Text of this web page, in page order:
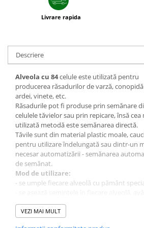
Livrare rapida
Descriere
Alveola cu 84celule este utilizată pentru
producerea răsadurilor de varză,
ardei, vinete, etc.
Răsadurile pot fi produse prin semănare
celulele tăvielor sau prin repicare, însă cea
utilizată metodă este semănarea directă.
Tăvile sunt din material plastic moale,
pentru utilizare îndelungată sau dintr-un
necesar automatizării - semănarea
de semănat.
Mod de utilizare:
- se umple fiecare alveolă cu pământ
acoperite cu pământ;
- așezați tăvița în locuri special amenajate,
VEZI MAI MULT